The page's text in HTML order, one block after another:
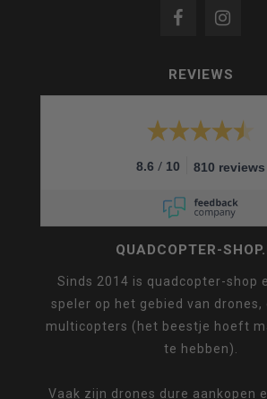
REVIEWS
8.6 / 10 810 reviews
QUADCOPTER-
Sinds 2014 is quadcopter-shop
speler op het gebied van drones,
multicopters (het beestje hoeft
te hebben).
Vaak zijn drones dure aankopen